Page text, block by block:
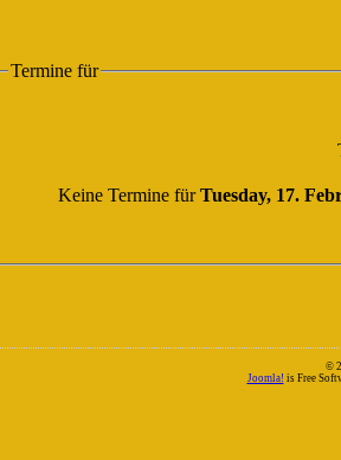
Termine für
Keine Termine fürTuesday, 17.
©
Joomla! is Free